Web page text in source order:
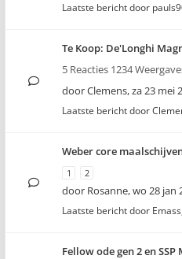
Laatste bericht door
Te Koop: De'Longhi
5 Reacties 1234
doorClemens,za 23 mei
Laatste bericht door
Weber core
1 2
door Rosanne,wo 28 jan
Laatste bericht door Emass
Fellow ode gen 2 en